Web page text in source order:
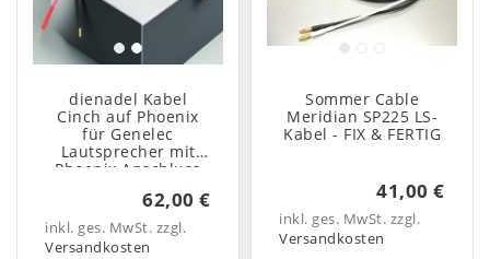
dienadel Kabel
Cinch auf Phoenix
für Genelec
Lautsprecher mit
Phoenix Anschluss
62,00 €
inkl. ges. MwSt. zzgl.
Versandkosten
Sommer Cable
Meridian SP225 LS-
Kabel - FIX & FERTIG
41,00 €
inkl. ges. MwSt. zzgl.
Versandkosten